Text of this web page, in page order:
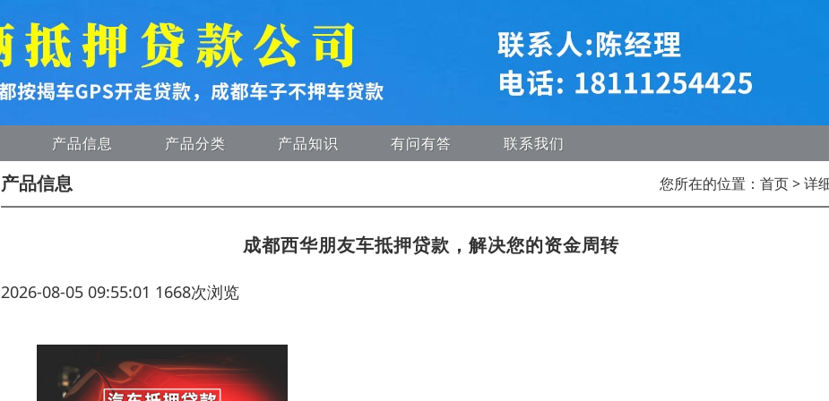
产品信息 产品分类 产品知识 有问有答 联系我们
产品信息 您所在的位置： 首页> 详
成都西华朋友车抵押贷款，解决您的资金周转
2026-08-05 09:55:01 1668次浏览